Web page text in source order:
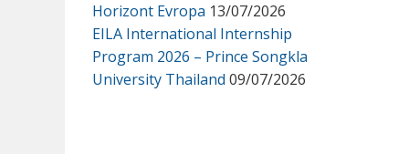
Horizont Evropa 13/07/2026
EILA International Internship
Program 2026 – Prince Songkla
University Thailand 09/07/2026